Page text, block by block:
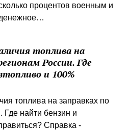
процентов военным и
топлива на
России. Где
и 100%
топлива на заправках по
Где найти бензин и
Справка -